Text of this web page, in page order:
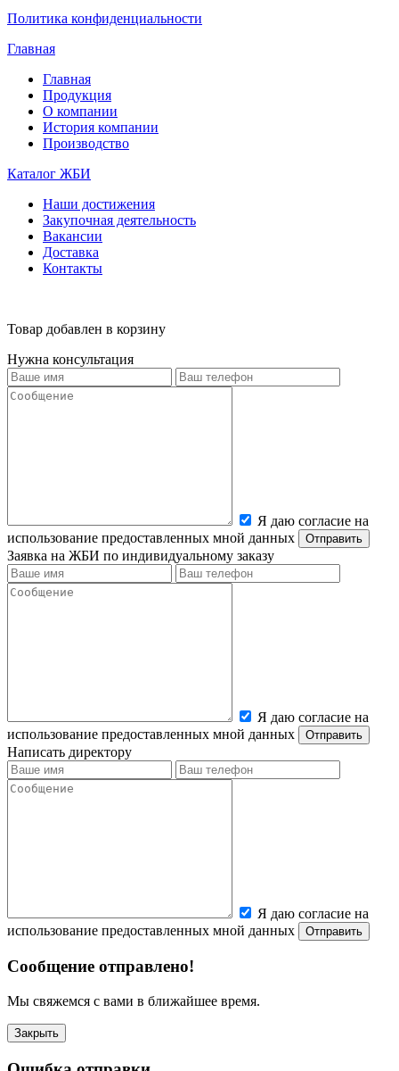
Политика конфиденциальности
Главная
Главная
Продукция
О компании
История компании
Производство
Каталог ЖБИ
Наши достижения
Закупочная деятельность
Вакансии
Доставка
Контакты
Товар добавлен в корзину
Нужна консультация
Я даю согласие на
использование предоставленных мной данных
Заявка на ЖБИ по индивидуальному заказу
Я даю согласие на
использование предоставленных мной данных
Написать директору
Я даю согласие на
использование предоставленных мной данных
Сообщение отправлено!
Мы свяжемся с вами в ближайшее время.
Закрыть